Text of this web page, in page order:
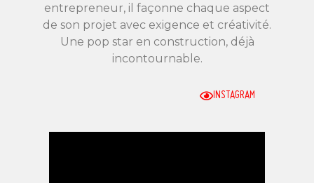
entrepreneur, il façonne chaque aspect
de son projet avec exigence et créativité.
Une pop star en construction, déjà
incontournable.
INSTAGRAM